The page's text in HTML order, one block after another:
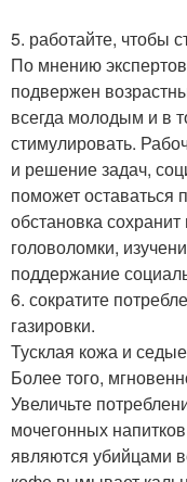
5. работайте, чтобы
По мнению
подвержен
всегда молодым и в
стимулировать.
и решение задач,
поможет оставаться
обстановка
головоломки,
поддержание
6. сократите
газировки.
Тусклая кожа и
Более того,
Увеличьте
мочегонных
являются убийцами